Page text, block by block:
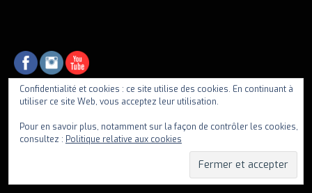
Confidentialité et cookies : ce site utilise des cookies. En continuant à
utiliser ce site Web, vous acceptez leur utilisation.
Pour en savoir plus, notamment sur la façon de contrôler les cookies,
consultez : Politique relative aux cookies